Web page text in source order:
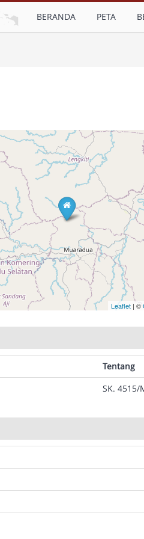
BERANDA PETA
Leaflet | ©
Tentang
SK. 4515/